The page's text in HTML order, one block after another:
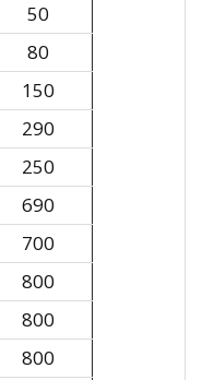
50
80
150
290
250
690
700
800
800
800